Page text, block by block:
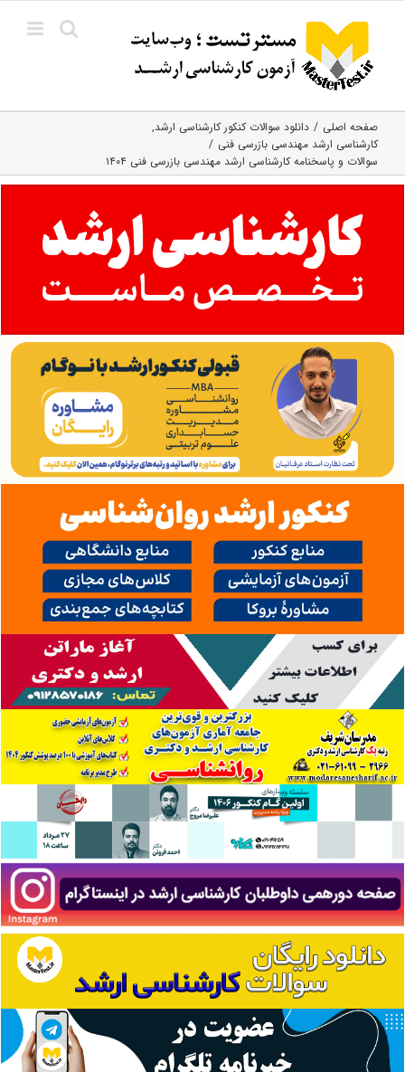
content
صفحه اصلی
دانلود سوالات کنکور کارشناسی ارشد
کارشناسی ارشد مهندسی بازرسی فنی
سوالات و پاسخنامه کارشناسی ارشد مهندسی بازرسی فنی ۱۴۰۴